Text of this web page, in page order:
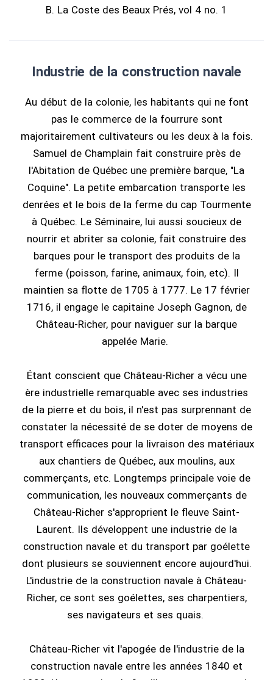
B. La Coste des Beaux Prés, vol 4 no. 1
Industrie de la construction navale
Au début de la colonie, les habitants qui ne font
pas le commerce de la fourrure sont
majoritairement cultivateurs ou les deux à la fois.
Samuel de Champlain fait construire près de
l'Abitation de Québec une première barque, "La
Coquine". La petite embarcation transporte les
denrées et le bois de la ferme du cap Tourmente
à Québec. Le Séminaire, lui aussi soucieux de
nourrir et abriter sa colonie, fait construire des
barques pour le transport des produits de la
ferme (poisson, farine, animaux, foin, etc). Il
maintien sa flotte de 1705 à 1777. Le 17 février
1716, il engage le capitaine Joseph Gagnon, de
Château-Richer, pour naviguer sur la barque
appelée Marie.
Étant conscient que Château-Richer a vécu une
ère industrielle remarquable avec ses industries
de la pierre et du bois, il n'est pas surprennant de
constater la nécessité de se doter de moyens de
transport efficaces pour la livraison des matériaux
aux chantiers de Québec, aux moulins, aux
commerçants, etc. Longtemps principale voie de
communication, les nouveaux commerçants de
Château-Richer s'approprient le fleuve Saint-
Laurent. Ils développent une industrie de la
construction navale et du transport par goélette
dont plusieurs se souviennent encore aujourd'hui.
L'industrie de la construction navale à Château-
Richer, ce sont ses goélettes, ses charpentiers,
ses navigateurs et ses quais.
Château-Richer vit l'apogée de l'industrie de la
construction navale entre les années 1840 et